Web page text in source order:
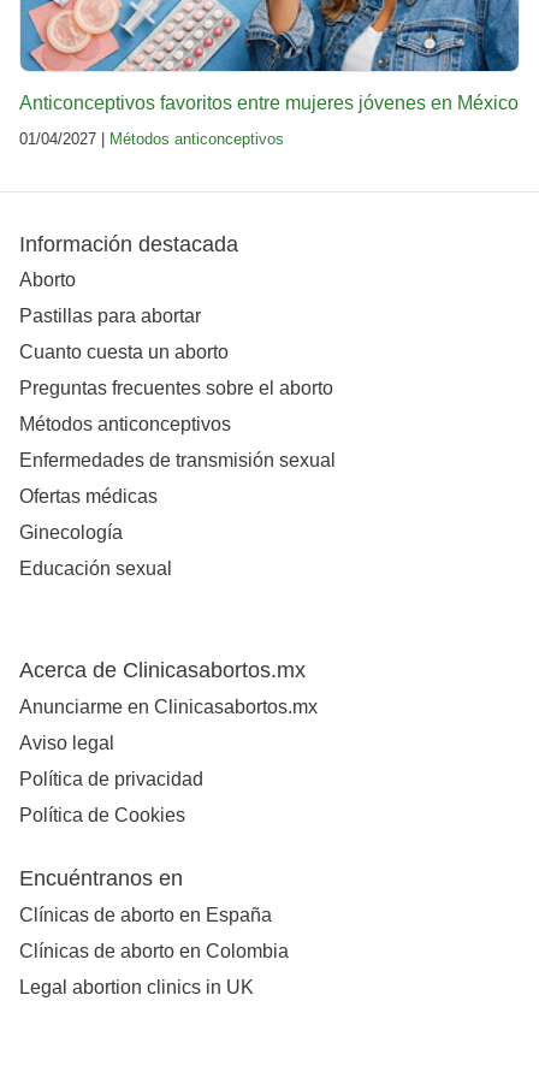
Anticonceptivos favoritos entre mujeres jóvenes en México
01/04/2027 | Métodos anticonceptivos
Información destacada
Aborto
Pastillas para abortar
Cuanto cuesta un aborto
Preguntas frecuentes sobre el aborto
Métodos anticonceptivos
Enfermedades de transmisión sexual
Ofertas médicas
Ginecología
Educación sexual
Acerca de Clinicasabortos.mx
Anunciarme en Clinicasabortos.mx
Aviso legal
Política de privacidad
Política de Cookies
Encuéntranos en
Clínicas de aborto en España
Clínicas de aborto en Colombia
Legal abortion clinics in UK